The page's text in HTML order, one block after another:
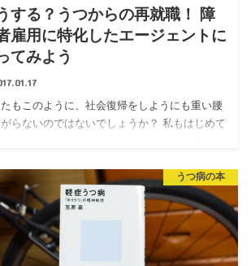
する？うつからの再就職！ 障
雇用に特化したエージェントに
てみよう
もこのように、社会復帰をしようにも重い腰
らないのではないでしょうか？ 私もはじめて
てみたらいい求…
うつ病の本